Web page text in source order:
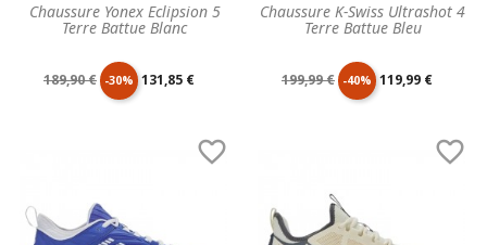
Chaussure Yonex Eclipsion 5
Terre Battue Blanc
Prix
189,90 € -30% Prix
131,85 €
Chaussure K-Swiss Ultrashot 4
Terre Battue Bleu
Prix
199,99 € -40% Prix
119,99 €
 